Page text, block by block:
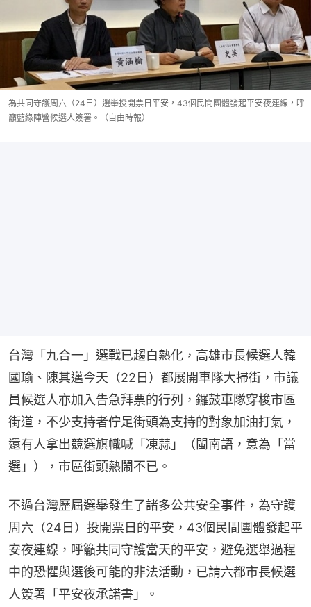
為共同守護周六（24日）選舉投開票日平安，43個民間團體發起平安夜連線，呼
籲藍綠陣營候選人簽署。（自由時報）
台灣「九合一」選戰已趨白熱化，高雄市長候選人韓
國瑜、陳其邁今天（22日）都展開車隊大掃街，市議
員候選人亦加入告急拜票的行列，鑼鼓車隊穿梭市區
街道，不少支持者佇足街頭為支持的對象加油打氣，
還有人拿出競選旗幟喊「凍蒜」（閩南語，意為「當
選」），市區街頭熱鬧不已。
不過台灣歷屆選舉發生了諸多公共安全事件，為守護
周六（24日）投開票日的平安，43個民間團體發起平
安夜連線，呼籲共同守護當天的平安，避免選舉過程
中的恐懼與選後可能的非法活動，已請六都市長候選
人簽署「平安夜承諾書」。